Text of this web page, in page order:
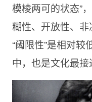
模棱两可的状态”
糊性、开放性、
“阈限性”是相对较
中，也是文化最接